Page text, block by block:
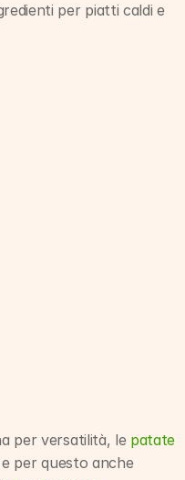
per piatti caldi e
per versatilità, le patate
per questo anche